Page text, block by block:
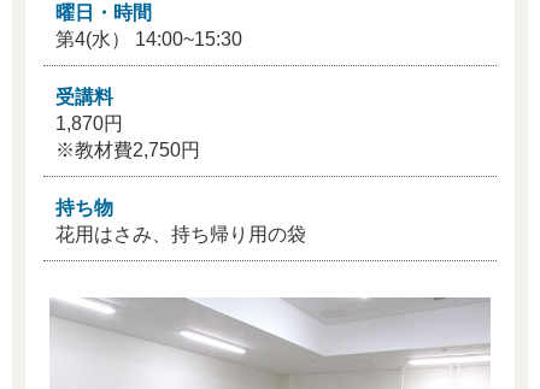
曜日・時間
第4(水） 14:00~15:30
受講料
1,870円
※教材費2,750円
持ち物
花用はさみ、持ち帰り用の袋